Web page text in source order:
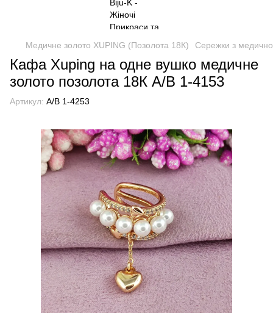
Медичне золото XUPING (Позолота 18К) Сережки з
Кафа Xuping на одне вушко медичне
золото позолота 18К А/В 1-4153
Артикул: А/В 1-4253